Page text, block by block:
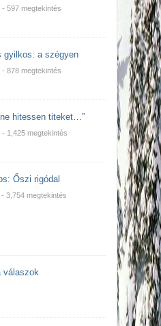
- 597 megtekintés
gyilkos: a szégyen
- 878 megtekintés
ne hitessen titeket…”
- 1,425 megtekintés
Őszi rigódal
- 3,754 megtekintés
válaszok